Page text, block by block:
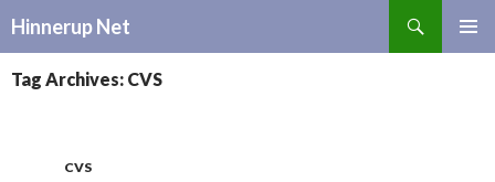
Hinnerup Net
CONTENT
Tag Archives: CVS
CVS